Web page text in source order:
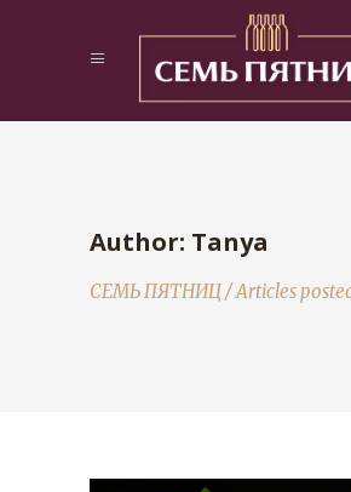
Author: Tanya
СЕМЬ ПЯТНИЦ/Articles